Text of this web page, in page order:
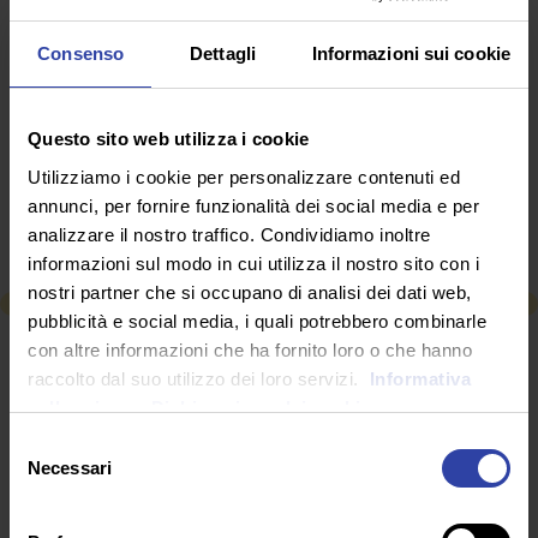
Consenso Dettagli Informazioni sui cookie
Questo sito web utilizza i cookie
Utilizziamo i cookie per personalizzare contenuti ed
annunci, per fornire funzionalità dei social media e per
analizzare il nostro traffico. Condividiamo inoltre
informazioni sul modo in cui utilizza il nostro sito con i
nostri partner che si occupano di analisi dei dati web,
pubblicità e social media, i quali potrebbero combinarle
con altre informazioni che ha fornito loro o che hanno
raccolto dal suo utilizzo dei loro servizi.
Informativa
sulla privacy. Dichiarazione dei cookie
delNecessari
Alla stessa maniera, la disposizione della cattedra e
della lavagna deve poter garantire il distanziamento
distanziamento nelle aule, in base alle caratteristiche
Queste le prime misure generali, in attesa di
un’ordinanza specifica che regolamenti gli aspetti più
prettamente didattici del nuovo anno scolastico.
RICHIEDI INFORMAZIONI